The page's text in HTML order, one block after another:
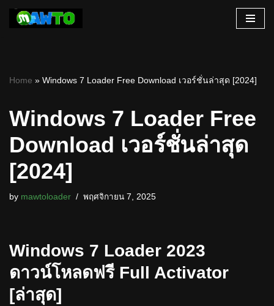
Home » Windows 7 Loader Free Download เวอร์ชั่นล่าสุด [2024]
Windows 7 Loader Free
Download เวอร์ชั่นล่าสุด
[2024]
by mawtoloader พฤศจิกายน 7, 2025
Windows 7 Loader 2023
ดาวน์โหลดฟรี Full Activator
[ล่าสุด]